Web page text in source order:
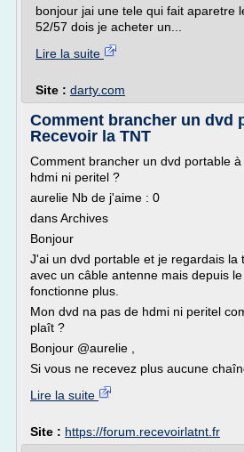
bonjour jai une tele qui fait aparetre
52/57 dois je acheter un...
Lire la suite
Site : darty.com
Comment brancher un dvd
Recevoir la TNT
Comment brancher un dvd portable
hdmi ni peritel ?
aurelie Nb de j'aime : 0
dans Archives
Bonjour
J'ai un dvd portable et je regardais la
avec un câble antenne mais depuis
fonctionne plus.
Mon dvd na pas de hdmi ni peritel
plaît ?
Bonjour @aurelie ,
Si vous ne recevez plus aucune
Lire la suite
Site : https://forum.recevoirlatnt.fr